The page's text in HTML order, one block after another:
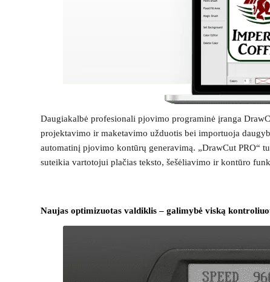
Daugiakalbė profesionali pjovimo programinė įranga
projektavimo ir maketavimo užduotis bei importuoja
automatinį pjovimo kontūrų generavimą. „DrawCut
suteikia vartotojui plačias teksto, šešėliavimo ir kontūro
Naujas optimizuotas valdiklis – galimybė viską